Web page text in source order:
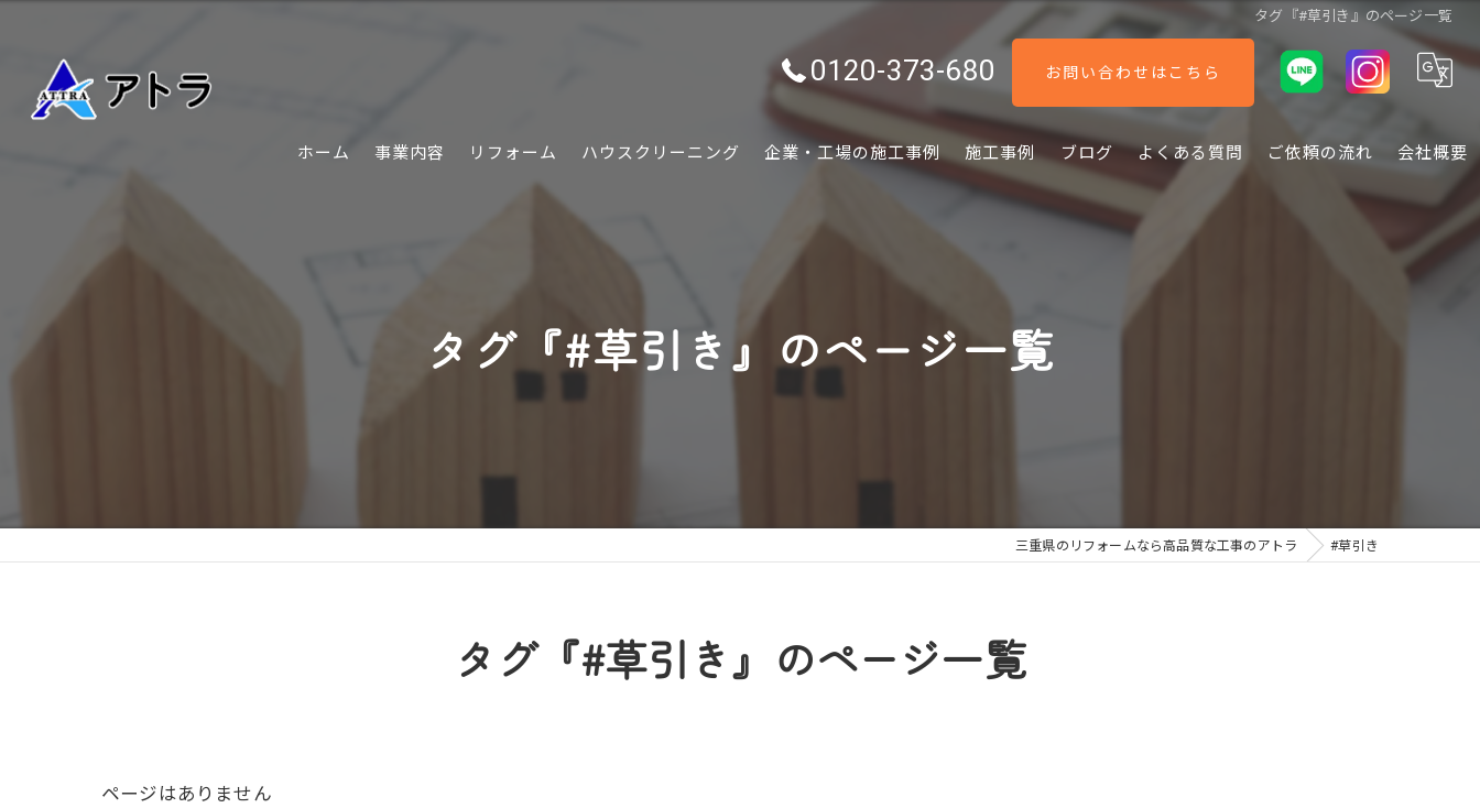
タグ『#草引き』のページ一覧
0120-373-680 お問い合わせはこちら
ホーム 事業内容 リフォーム
外装
ハウスクリーニング 企業・工場の施工事例 施工事例 ブログ よくある質問 ご依頼の流れ 会社概要
タグ『#草引き』のページ一覧
三重県のリフォームなら高品質な工事のアトラ #草引き
タグ『#草引き』のページ一覧
ページはありません